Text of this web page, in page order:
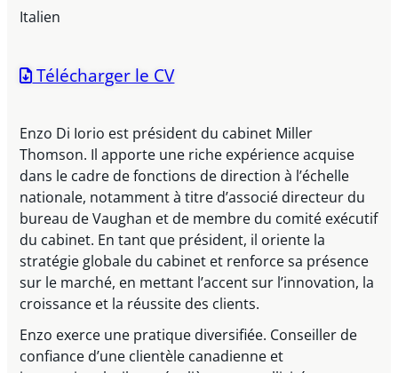
Italien
Télécharger le CV
Enzo Di Iorio est président du cabinet Miller
Thomson. Il apporte une riche expérience acquise
dans le cadre de fonctions de direction à l’échelle
nationale, notamment à titre d’associé directeur du
bureau de Vaughan et de membre du comité exécutif
du cabinet. En tant que président, il oriente la
stratégie globale du cabinet et renforce sa présence
sur le marché, en mettant l’accent sur l’innovation, la
croissance et la réussite des clients.
Enzo exerce une pratique diversifiée. Conseiller de
confiance d’une clientèle canadienne et